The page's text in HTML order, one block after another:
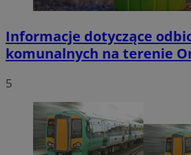
Informacje dotyczące
komunalnych na terenie
5